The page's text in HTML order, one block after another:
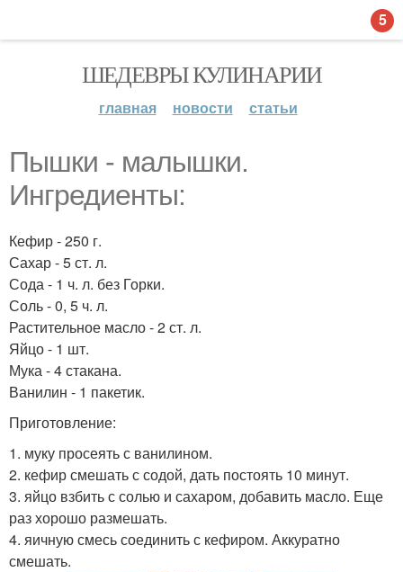
ШЕДЕВРЫ КУЛИНАРИИ
главная новости статьи
Пышки - малышки.
Ингредиенты:
Кефир - 250 г.
Сахар - 5 ст. л.
Сода - 1 ч. л. без Горки.
Соль - 0, 5 ч. л.
Растительное масло - 2 ст. л.
Яйцо - 1 шт.
Мука - 4 стакана.
Ванилин - 1 пакетик.
Приготовление:
1. муку просеять с ванилином.
2. кефир смешать с содой, дать постоять 10 минут.
3. яйцо взбить с солью и сахаром, добавить масло. Еще
раз хорошо размешать.
4. яичную смесь соединить с кефиром. Аккуратно
смешать.
5